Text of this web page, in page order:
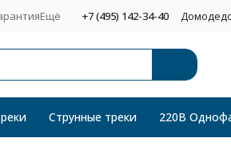
Ещё +7 (495) 142-34-40
Струнные треки 220В